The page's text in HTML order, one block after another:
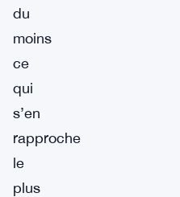
du
moins
ce
qui
s’en
rapproche
le
plus